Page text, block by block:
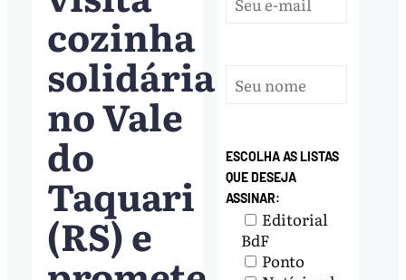
cozinha
solidária
no Vale
do
Taquari
(RS) e
ESCOLHA AS LISTAS
QUE DESEJA
ASSINAR:
Editorial
BdF
Ponto